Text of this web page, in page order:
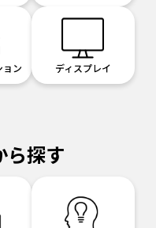
ョン ディスプレイ
ら探す